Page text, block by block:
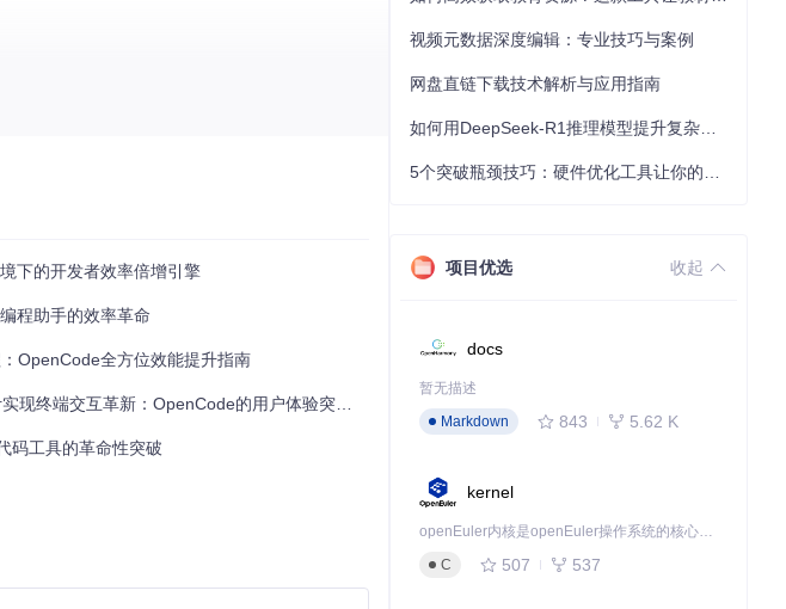
下的开发者效率倍增引擎
程助手的效率革命
OpenCode全方位效能提升指南
终端交互革新：OpenCode的用户体验突破之道
码工具的革命性突破
视频元数据深度编辑：专业技巧与案例
网盘直链下载技术解析与应用指南
项目优选 收起
docs
暂无描述
Markdown
843 5.62 K
kernel
openEuler内核是openEuler操作系统的核心，既是系统性能与稳定性的基石，也是连接处理器、设备与服务的桥梁。
C
507 537